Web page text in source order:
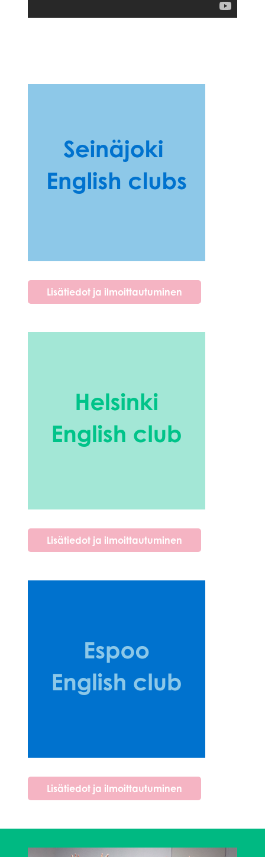
Lisätiedot ja ilmoittautuminen
Lisätiedot ja ilmoittautuminen
Lisätiedot ja ilmoittautuminen